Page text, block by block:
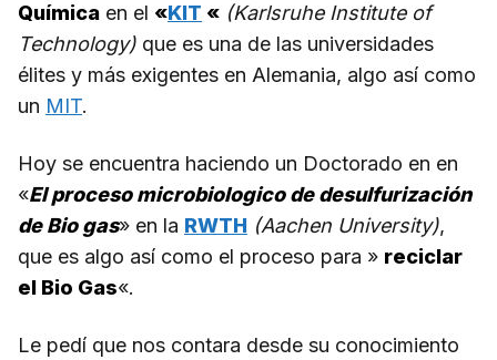
Química en el «KIT « (Karlsruhe Institute of
Technology) que es una de las universidades
élites y más exigentes en Alemania, algo así como
un MIT.
Hoy se encuentra haciendo un Doctorado en en
«El proceso microbiologico de desulfurización
de Bio gas» en la RWTH (Aachen University),
que es algo así como el proceso para » reciclar
el Bio Gas«.
Le pedí que nos contara desde su conocimiento